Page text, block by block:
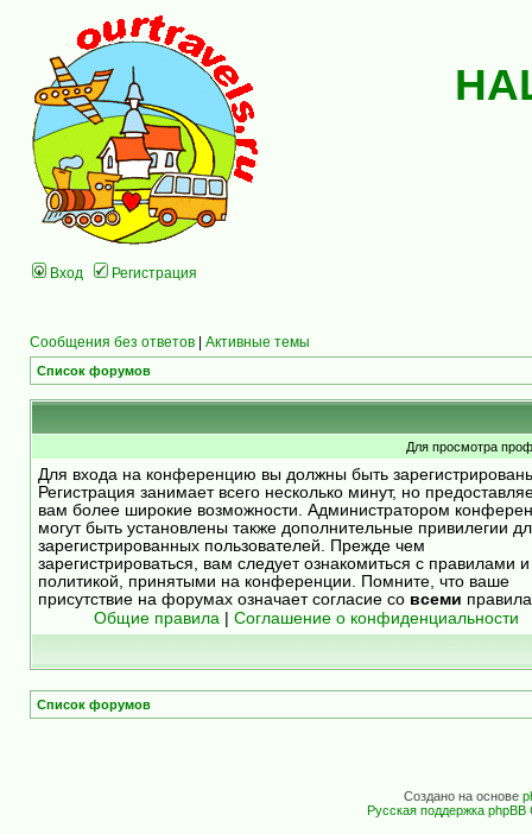
Вход Регистрация
Сообщения без ответов | Активные темы
Список форумов
Для просмотра
Для входа на конференцию вы должны быть
Регистрация занимает всего несколько минут, но
вам более широкие возможности. Администратором
могут быть установлены также дополнительные привилегии
зарегистрированных пользователей. Прежде чем
зарегистрироваться, вам следует ознакомиться с правилами и
политикой, принятыми на конференции. Помните, что ваше
присутствие на форумах означает согласие со всеми
Общие правила
Соглашение о конфиденциальности
Список форумов
Создано на основе
Русская поддержка phpBB